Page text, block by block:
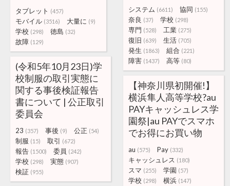
システム (6611) 協同 (155)
奈良 (37) 学校 (298)
専門 (528) 工業 (275)
復旧 (639) 生活 (705)
発生 (1863) 組合 (221)
障害 (1437) 高等 (80)
タブレット (457)
モバイル (3516) 大量に (9)
学校 (298) 徳島 (32)
故障 (129)
(令和5年10月23日)学
校制服の取引実態に
関する事後検証報告
書について | 公正取引
委員会
23 (357) 事後 (9) 公正 (54)
制服 (15) 取引 (672)
報告 (1500) 委員 (242)
学校 (298) 実態 (907)
検証 (955)
【神奈川県初開催!】
横浜隼人高等学校?au
PAYキャッシュレス学
園祭|au PAYでスマホ
でお得にお買い物
au (575) Pay (332)
キャッシュレス (180)
スマ (255) 学園 (57)
学校 (298) 横浜 (147)